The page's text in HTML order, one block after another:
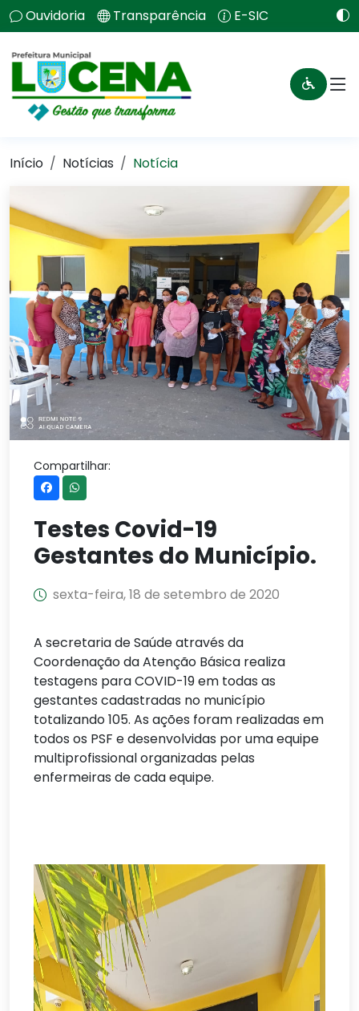
Ouvidoria Transparência E-SIC
Início Notícias Notícia
Compartilhar:
Testes Covid-19
Gestantes do Município.
sexta-feira, 18 de setembro de 2020
A secretaria de Saúde através da
Coordenação da Atenção Básica realiza
testagens para COVID-19 em todas as
gestantes cadastradas no município
totalizando 105. As ações foram realizadas em
todos os PSF e desenvolvidas por uma equipe
multiprofissional organizadas pelas
enfermeiras de cada equipe.